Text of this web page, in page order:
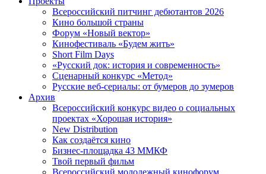
Всероссийский питчинг дебютантов 2026
Кино большой страны
Форум «Новый вектор»
Кинофестиваль «Будем жить»
Short Film Days
«Русский док: история и современность»
Сценарный конкурс «Метод»
Русские веб-сериалы: от бумеров до зумеров
Архив
Всероссийский конкурс видео о социальных
проектах «Хорошая история»
New Distribution
Как создаётся кино
Бизнес-площадка 43 ММКФ
Твой первый фильм
Всероссийский молодежный кинофорум